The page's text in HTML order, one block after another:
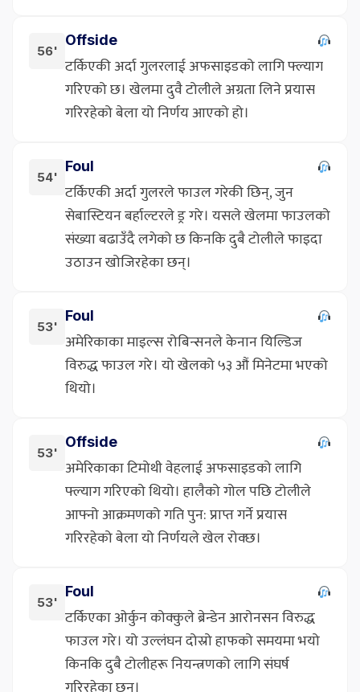
56'
Offside
टर्किएकी अर्दा गुलरलाई अफसाइडको लागि फ्ल्याग
गरिएको छ। खेलमा दुवै टोलीले अग्रता लिने प्रयास
गरिरहेको बेला यो निर्णय आएको हो।
54'
Foul
टर्किएकी अर्दा गुलरले फाउल गरेकी छिन्, जुन
सेबास्टियन बर्हाल्टरले ड्र गरे। यसले खेलमा फाउलको
संख्या बढाउँदै लगेको छ किनकि दुबै टोलीले फाइदा
उठाउन खोजिरहेका छन्।
53'
Foul
अमेरिकाका माइल्स रोबिन्सनले केनान यिल्डिज
विरुद्ध फाउल गरे। यो खेलको ५३ औं मिनेटमा भएको
थियो।
53'
Offside
अमेरिकाका टिमोथी वेहलाई अफसाइडको लागि
फ्ल्याग गरिएको थियो। हालैको गोल पछि टोलीले
आफ्नो आक्रमणको गति पुन: प्राप्त गर्ने प्रयास
गरिरहेको बेला यो निर्णयले खेल रोक्छ।
53'
Foul
टर्किएका ओर्कुन कोक्कुले ब्रेन्डेन आरोनसन विरुद्ध
फाउल गरे। यो उल्लंघन दोस्रो हाफको समयमा भयो
किनकि दुबै टोलीहरू नियन्त्रणको लागि संघर्ष